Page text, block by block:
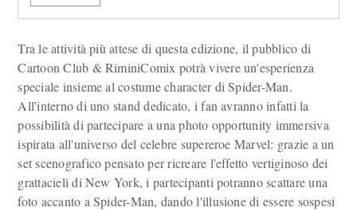
Tra le attività più attese di questa edizione, il pubblico di
Cartoon Club & RiminiComix potrà vivere un'esperienza
speciale insieme al costume character di Spider-Man.
All'interno di uno stand dedicato, i fan avranno infatti la
possibilità di partecipare a una photo opportunity immersiva
ispirata all'universo del celebre supereroe Marvel: grazie a un
set scenografico pensato per ricreare l'effetto vertiginoso dei
grattacieli di New York, i partecipanti potranno scattare una
foto accanto a Spider-Man, dando l'illusione di essere sospesi